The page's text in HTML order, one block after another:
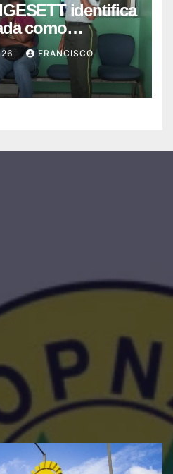
identifica
como
encontrarla
FRANCISCO